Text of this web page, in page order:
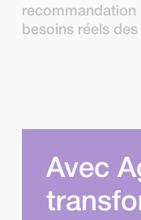
recommandation
besoins réels
Avec